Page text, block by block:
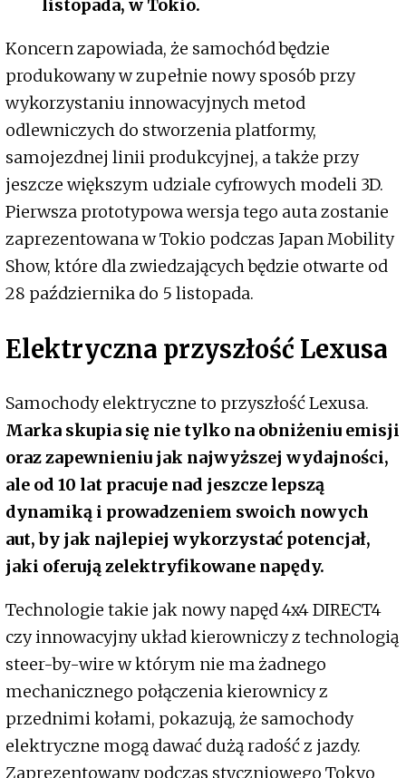
listopada, w Tokio.
Koncern zapowiada, że samochód będzie
produkowany w zupełnie nowy sposób przy
wykorzystaniu innowacyjnych metod
odlewniczych do stworzenia platformy,
samojezdnej linii produkcyjnej, a także przy
jeszcze większym udziale cyfrowych modeli 3D.
Pierwsza prototypowa wersja tego auta zostanie
zaprezentowana w Tokio podczas Japan Mobility
Show, które dla zwiedzających będzie otwarte od
28 października do 5 listopada.
Elektryczna przyszłość Lexusa
Samochody elektryczne to przyszłość Lexusa.
Marka skupia się nie tylko na obniżeniu emisji
oraz zapewnieniu jak najwyższej wydajności,
ale od 10 lat pracuje nad jeszcze lepszą
dynamiką i prowadzeniem swoich nowych
aut, by jak najlepiej wykorzystać potencjał,
jaki oferują zelektryfikowane napędy.
Technologie takie jak nowy napęd 4x4 DIRECT4
czy innowacyjny układ kierowniczy z technologią
steer-by-wire w którym nie ma żadnego
mechanicznego połączenia kierownicy z
przednimi kołami, pokazują, że samochody
elektryczne mogą dawać dużą radość z jazdy.
Zaprezentowany podczas styczniowego Tokyo